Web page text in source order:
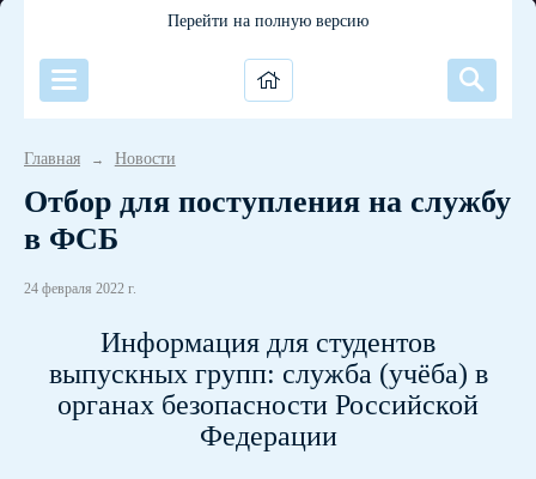
Перейти на полную версию
Главная → Новости
Отбор для поступления на службу
в ФСБ
24 февраля 2022 г.
Информация для студентов
выпускных групп: служба (учёба) в
органах безопасности Российской
Федерации